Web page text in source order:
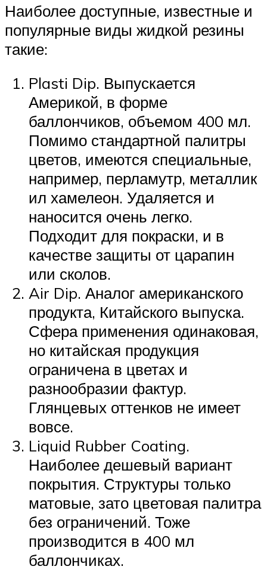
Наиболее доступные, известные и
популярные виды жидкой резины
такие:
Plasti Dip. Выпускается
Америкой, в форме
баллончиков, объемом 400 мл.
Помимо стандартной палитры
цветов, имеются специальные,
например, перламутр, металлик
ил хамелеон. Удаляется и
наносится очень легко.
Подходит для покраски, и в
качестве защиты от царапин
или сколов.
Air Dip. Аналог американского
продукта, Китайского выпуска.
Сфера применения одинаковая,
но китайская продукция
ограничена в цветах и
разнообразии фактур.
Глянцевых оттенков не имеет
вовсе.
Liquid Rubber Coating.
Наиболее дешевый вариант
покрытия. Структуры только
матовые, зато цветовая палитра
без ограничений. Тоже
производится в 400 мл
баллончиках.